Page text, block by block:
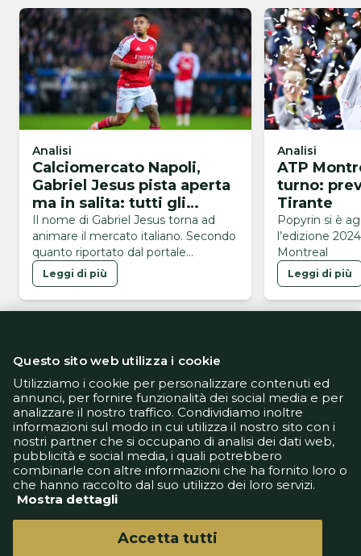
Analisi
Calciomercato Napoli,
Gabriel Jesus pista aperta
ma in salita: tutti gli
ostacoli
Il nome di Gabriel Jesus torna ad
animare il mercato italiano. Secondo
quanto riportato dal portale
brasiliano GE, l’attaccante
dell’Arsenal sarebbe finito nel mirino
del Napoli, alla ricerca di un nuovo
brasiliano è in uscita dall’Arsenal, ma i
Gunners sono intenzionati a cederlo
soltanto …
Leggi di più
Analisi
ATP
turno:
Tirante
Popyrin si è
l’edizione
Montreal
Leggi di più
Informativa Privacy
Informativa Cookie
Tech App
Gestione preferenze
support@goldbetlive.it
Questo sito web utilizza i cookie
Utilizziamo i cookie per personalizzare contenuti ed
annunci, per fornire funzionalità dei social media e per
analizzare il nostro traffico. Condividiamo inoltre
informazioni sul modo in cui utilizza il nostro sito con i
nostri partner che si occupano di analisi dei dati web,
pubblicità e social media, i quali potrebbero
combinarle con altre informazioni che ha fornito loro o
che hanno raccolto dal suo utilizzo dei loro servizi.
Mostra dettagli
Accetta tutti